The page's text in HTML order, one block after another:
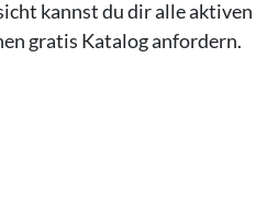
kannst du dir alle aktiven
gratis Katalog anfordern.